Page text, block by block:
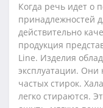
Когда речь идет о
принадлежностей
действительно
продукция
Line. Изделия
эксплуатации. Они
частых стирок.
легко стираются.